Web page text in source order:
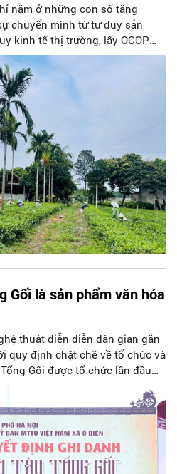
nằm ở những con số tăng
chuyển mình từ tư duy sản
kinh tế thị trường, lấy OCOP
hiệu địa phương". Đây chính
lộ trình bứt phá của xã Suối
Gối là sản phẩm văn hóa
thuật diễn diễn dân gian gắn
quy định chặt chẽ về tổ chức và
Gối được tổ chức lần đầu